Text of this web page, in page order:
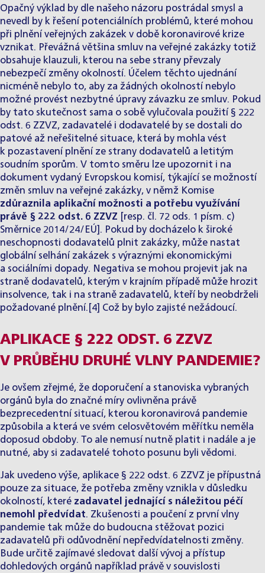
Opačný výklad by dle našeho názoru postrádal smysl a
nevedl by k řešení potenciálních problémů, které mohou
při plnění veřejných zakázek v době koronavirové krize
vznikat. Převážná většina smluv na veřejné zakázky totiž
obsahuje klauzuli, kterou na sebe strany převzaly
nebezpečí změny okolností. Účelem těchto ujednání
nicméně nebylo to, aby za žádných okolností nebylo
možné provést nezbytné úpravy závazku ze smluv. Pokud
by tato skutečnost sama o sobě vylučovala použití § 222
odst. 6 ZZVZ, zadavatelé i dodavatelé by se dostali do
patové až neřešitelné situace, která by mohla vést
k pozastavení plnění ze strany dodavatelů a letitým
soudním sporům. V tomto směru lze upozornit i na
dokument vydaný Evropskou komisí, týkající se možností
změn smluv na veřejné zakázky, v němž Komise
zdůraznila aplikační možnosti a potřebu využívání
právě § 222 odst. 6 ZZVZ [resp. čl. 72 ods. 1 písm. c)
Směrnice 2014/24/EÚ]. Pokud by docházelo k široké
neschopnosti dodavatelů plnit zakázky, může nastat
globální selhání zakázek s výraznými ekonomickými
a sociálními dopady. Negativa se mohou projevit jak na
straně dodavatelů, kterým v krajním případě může hrozit
insolvence, tak i na straně zadavatelů, kteří by neobdrželi
požadované plnění. [4] Což by bylo zajisté nežádoucí.
APLIKACE § 222 ODST. 6 ZZVZ
V PRŮBĚHU DRUHÉ VLNY PANDEMIE?
Je ovšem zřejmé, že doporučení a stanoviska vybraných
orgánů byla do značné míry ovlivněna právě
bezprecedentní situací, kterou koronavirová pandemie
způsobila a která ve svém celosvětovém měřítku neměla
doposud obdoby. To ale nemusí nutně platit i nadále a je
nutné, aby si zadavatelé tohoto posunu byli vědomi.
Jak uvedeno výše, aplikace § 222 odst. 6 ZZVZ je přípustná
pouze za situace, že potřeba změny vznikla v důsledku
okolností, které zadavatel jednající s náležitou péčí
nemohl předvídat. Zkušenosti a poučení z první vlny
pandemie tak může do budoucna stěžovat pozici
zadavatelů při odůvodnění nepředvídatelnosti změny.
Bude určitě zajímavé sledovat další vývoj a přístup
dohledových orgánů například právě v souvislosti